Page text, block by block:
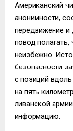
Американский
анонимности,
передвижение и
повод полагать,
неизбежно.
безопасности
с позиций
на пять
ливанской
информацию.